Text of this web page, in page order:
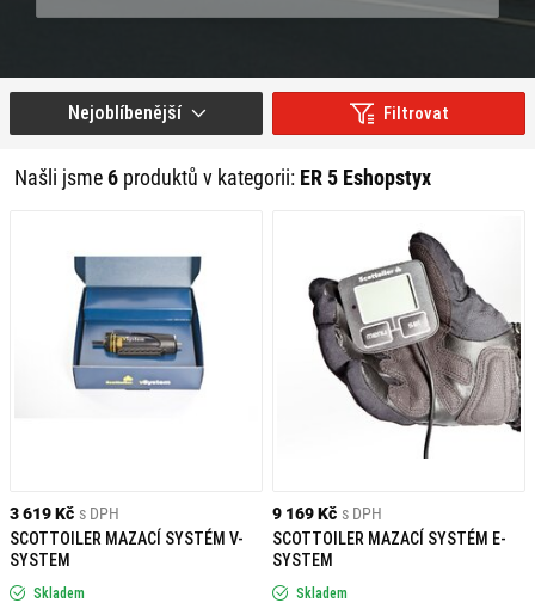
Filtrovat
Našli jsme6 produktů v kategorii: ER 5 Eshopstyx
Nejoblíbenější
3 619 Kč s DPH
SCOTTOILER MAZACÍ SYSTÉM V-
SYSTEM
Skladem
9 169 Kč s DPH
SCOTTOILER MAZACÍ SYSTÉM E-
SYSTEM
Skladem